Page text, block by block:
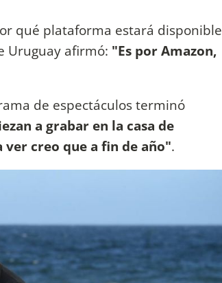
qué plataforma estará disponible
Uruguay afirmó: "Es por Amazon,
de espectáculos terminó
a grabar en la casa de
ver creo que a fin de año".